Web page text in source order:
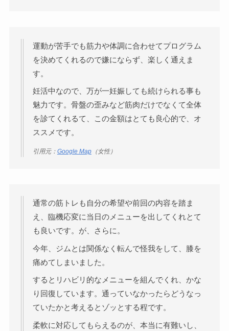
運動が苦手でも筋力や体調に合わせてプログラム
を決めてくれるので嫌にならず、楽しく通えま
す。
妊活中なので、万が一妊娠しても続けられる事も
魅力です。骨盤の歪みなど筋肉だけでなくて全体
を診てくれるて、この金額はとても良心的で、オ
ススメです。
引用元： Google Map（女性）
通常の筋トレも自分の希望や前回の内容を踏ま
え、臨機応変に当日のメニューを出してくれとて
も良いです。が、さらに。
今年、ジムとは関係なく転んで怪我をして、膝を
痛めてしまいました。
するとリハビリ的なメニューを組んでくれ、かな
り回復しています。通っていなかったらどうなっ
ていたかと考えるとゾッとする程です。
柔軟に対応してもらえるのが、本当に有難いし、